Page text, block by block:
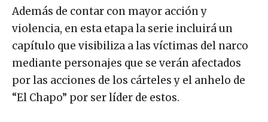
Además de contar con mayor acción y
violencia, en esta etapa la serie incluirá un
capítulo que visibiliza a las víctimas del narco
mediante personajes que se verán afectados
por las acciones de los cárteles y el anhelo de
“El Chapo” por ser líder de estos.